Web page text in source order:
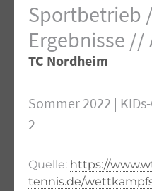
Sportbetrieb
Ergebnisse //
TC Nordheim
Sommer 2022 |
2
Quelle: https://
tennis.de/